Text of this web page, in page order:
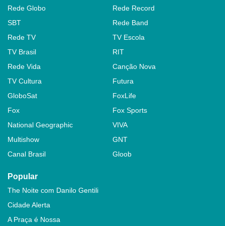
Rede Globo
Rede Record
SBT
Rede Band
Rede TV
TV Escola
TV Brasil
RIT
Rede Vida
Canção Nova
TV Cultura
Futura
GloboSat
FoxLife
Fox
Fox Sports
National Geographic
VIVA
Multishow
GNT
Canal Brasil
Gloob
Popular
The Noite com Danilo Gentili
Cidade Alerta
A Praça é Nossa